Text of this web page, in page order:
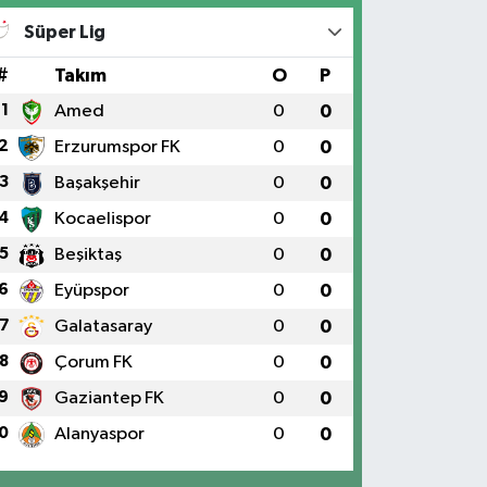
Süper Lig
Takım O P
1 Amed 0 0
Erzurumspor FK 0 0
3 Başakşehir 0 0
Kocaelispor 0 0
5 Beşiktaş 0 0
Eyüpspor 0 0
7 Galatasaray 0 0
8 Çorum FK 0 0
Gaziantep FK 0 0
Alanyaspor 0 0